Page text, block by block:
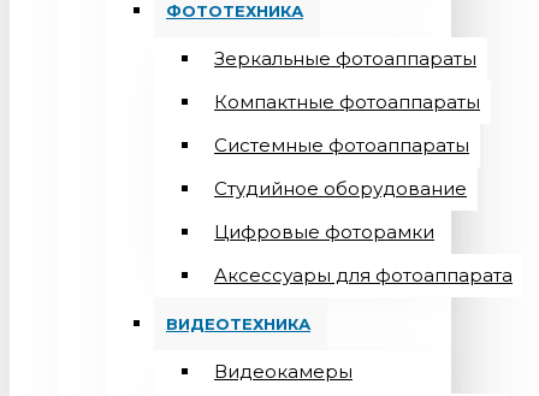
ФОТОТЕХНИКА
Зеркальные фотоаппараты
Компактные фотоаппараты
Системные фотоаппараты
Студийное оборудование
Цифровые фоторамки
Aксессуары для фотоаппарата
ВИДЕОТЕХНИКА
Видеокамеры